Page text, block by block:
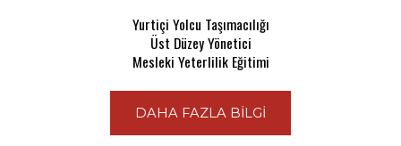
Yurtiçi Yolcu Taşımacılığı
Üst Düzey Yönetici
Mesleki Yeterlilik Eğitimi
DAHA FAZLA BİLGİ